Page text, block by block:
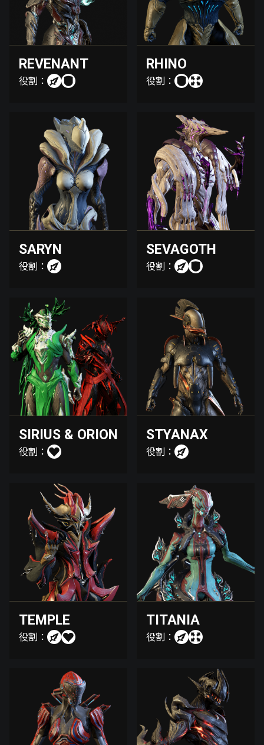
REVENANT
役割：
RHINO
役割：
SARYN
役割：
SEVAGOTH
役割：
SIRIUS & ORION
役割：
STYANAX
役割：
TEMPLE
役割：
TITANIA
役割：